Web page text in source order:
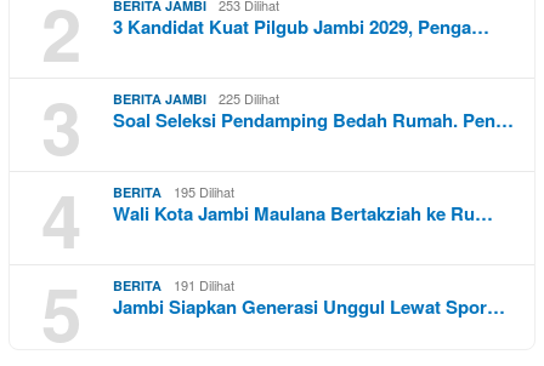
2 BERITA JAMBI 253 Dilihat
3 Kandidat Kuat Pilgub Jambi 2029, Penga…
3 BERITA JAMBI 225 Dilihat
Soal Seleksi Pendamping Bedah Rumah. Pen…
4 BERITA 195 Dilihat
Wali Kota Jambi Maulana Bertakziah ke Ru…
5 BERITA 191 Dilihat
Jambi Siapkan Generasi Unggul Lewat Spor…